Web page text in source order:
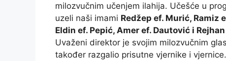
milozvučnim učenjem ilahija. Učešće u
uzeli naši imami Redžep ef. Murić, Ramiz
Eldin ef. Pepić, Amer ef. Dautović i Rejhan
Uvaženi direktor je svojim milozvučnim
također razgalio prisutne vjernike i vjernice.